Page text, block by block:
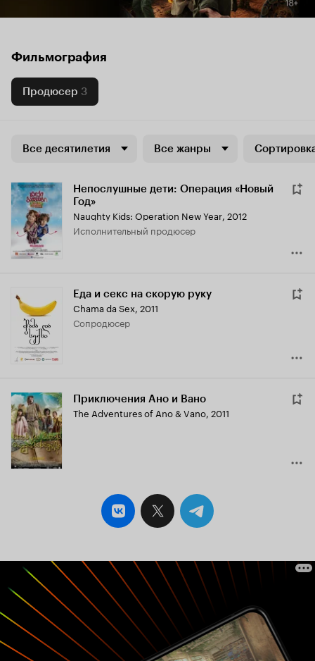
Фильмография
Продюсер 3
Все десятилетия Все жанры
Непослушные дети: Операция «Новый
Год»
Naughty Kids: Operation New Year, 2012
исполнительный продюсер
Еда и секс на скорую руку
Chama da Sex, 2011
сопродюсер
Приключения Ано и Вано
The Adventures of Ano & Vano, 2011